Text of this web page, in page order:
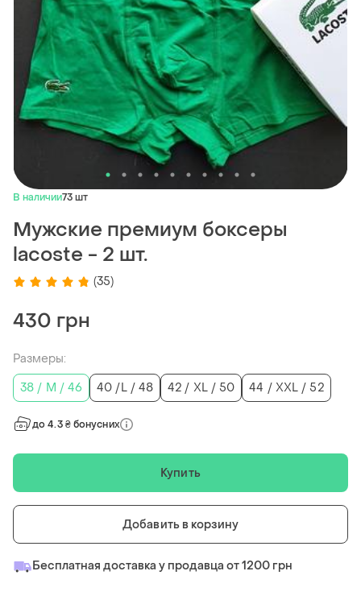
В наличии73 шт
Мужские премиум боксеры
lacoste - 2 шт.
(35)
430 грн
Размеры:
38 / M / 46
40 /L / 48 42 / XL / 50 44 / XXL / 52
до 4.3 ₴ бонусних
Купить
Добавить в корзину
Бесплатная доставка у продавца от 1200 грн